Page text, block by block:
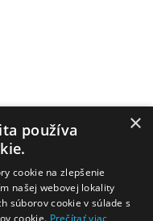
×
používa
cookie na zlepšenie
našej webovej lokality
súborov cookie v súlade s
cookie. Prečítať viac